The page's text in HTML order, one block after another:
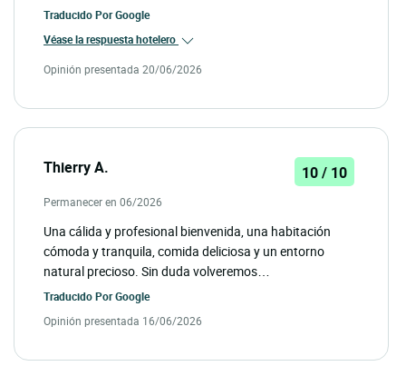
Traducido PorGoogle
Véase la respuesta hotelero
Opinión presentada 20/06/2026
Thierry A. 10 / 10
Permanecer en 06/2026
Una cálida y profesional bienvenida, una habitación
cómoda y tranquila, comida deliciosa y un entorno
natural precioso. Sin duda volveremos…
Traducido PorGoogle
Opinión presentada 16/06/2026